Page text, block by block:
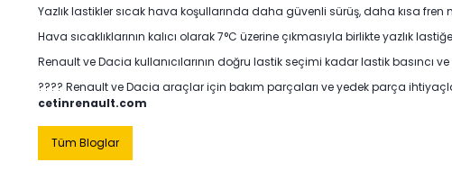
Yazlık lastikler sıcak hava koşullarında daha güvenli sürüş, daha kısa
Hava sıcaklıklarının kalıcı olarak 7°C üzerine çıkmasıyla birlikte yazlık
Renault ve Dacia kullanıcılarının doğru lastik seçimi kadar lastik basıncı
???? Renault ve Dacia araçlar için bakım parçaları ve yedek parça
cetinrenault.com
Tüm Bloglar